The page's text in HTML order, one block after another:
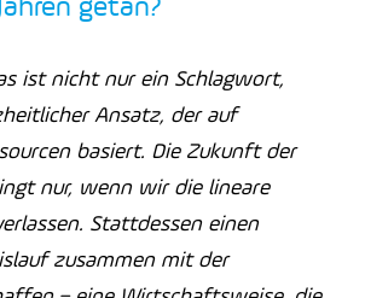
ist nicht nur ein Schlagwort,
Ansatz, der auf
basiert. Die Zukunft der
nur, wenn wir die lineare
Stattdessen einen
zusammen mit der